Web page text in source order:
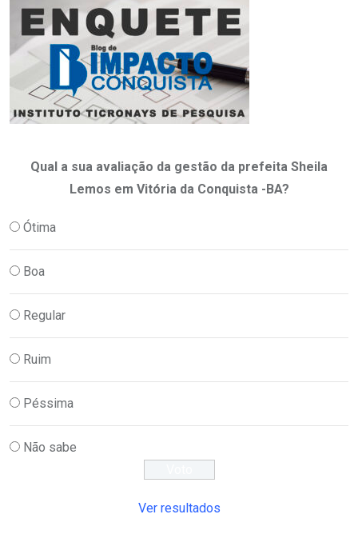
Qual a sua avaliação da gestão da prefeita Sheila
Lemos em Vitória da Conquista -BA?
Ótima
Boa
Regular
Ruim
Péssima
Não sabe
Ver resultados